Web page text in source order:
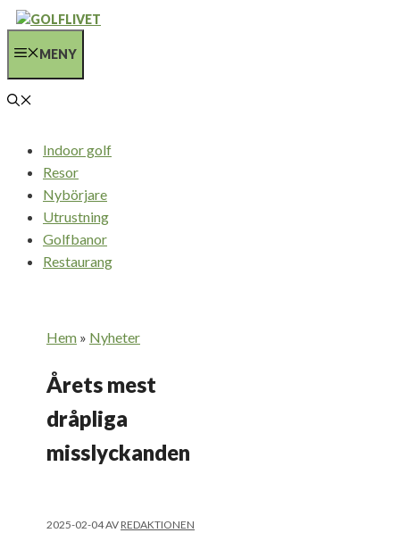
Hoppa
innehållMENY
Indoor golf
Resor
Nybörjare
Utrustning
Golfbanor
Restaurang
Hem » Nyheter
Årets mest
dråpliga
misslyckanden
2025-02-04AVREDAKTIONEN